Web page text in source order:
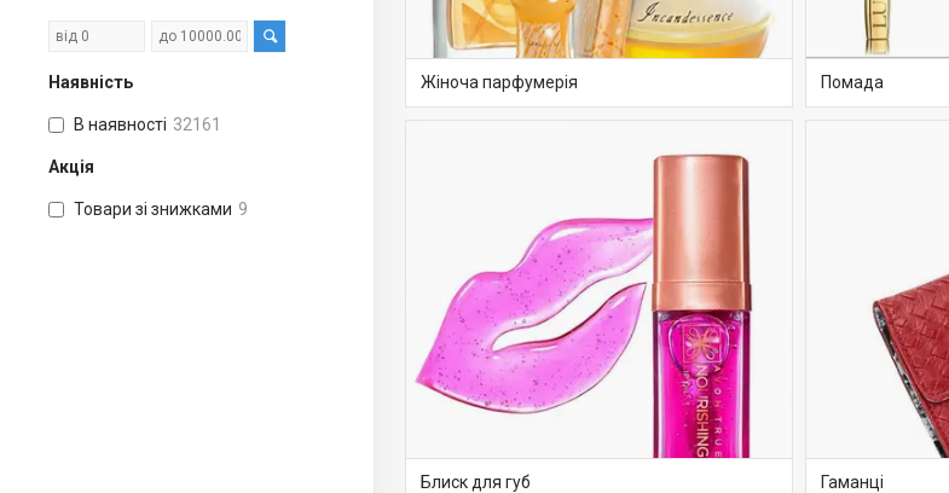
Наявність
В наявності 32161
Акція
Товари зі знижками 9
Жіноча парфумерія Помада
Блиск для губ Гаманці